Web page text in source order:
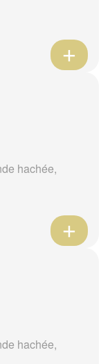
hachée,
hachée,